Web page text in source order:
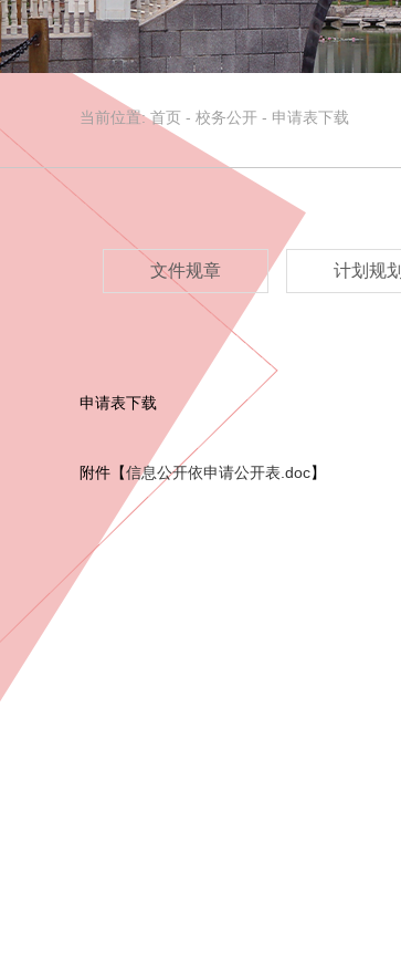
当前位置:首页 - 校务公开 - 申请表下载
文件规章 计划规划
申请表下载
附件【信息公开依申请公开表.doc】